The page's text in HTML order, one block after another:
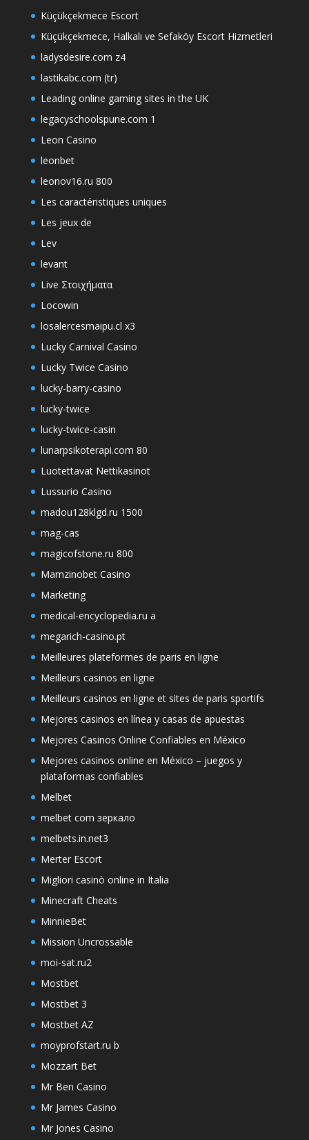
Küçükçekmece Escort
Küçükçekmece, Halkalı ve Sefaköy Escort Hizmetleri
ladysdesire.com z4
lastikabc.com (tr)
Leading online gaming sites in the UK
legacyschoolspune.com 1
Leon Casino
leonbet
leonov16.ru 800
Les caractéristiques uniques
Les jeux de
Lev
levant
Live Στοιχήματα
Locowin
losalercesmaipu.cl x3
Lucky Carnival Casino
Lucky Twice Casino
lucky-barry-casino
lucky-twice
lucky-twice-casin
lunarpsikoterapi.com 80
Luotettavat Nettikasinot
Lussurio Casino
madou128klgd.ru 1500
mag-cas
magicofstone.ru 800
Mamzinobet Casino
Marketing
medical-encyclopedia.ru a
megarich-casino.pt
Meilleures plateformes de paris en ligne
Meilleurs casinos en ligne
Meilleurs casinos en ligne et sites de paris sportifs
Mejores casinos en línea y casas de apuestas
Mejores Casinos Online Confiables en México
Mejores casinos online en México – juegos y
plataformas confiables
Melbet
melbet com зеркало
melbets.in.net3
Merter Escort
Migliori casinò online in Italia
Minecraft Cheats
MinnieBet
Mission Uncrossable
moi-sat.ru2
Mostbet
Mostbet 3
Mostbet AZ
moyprofstart.ru b
Mozzart Bet
Mr Ben Casino
Mr James Casino
Mr Jones Casino